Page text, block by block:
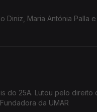
Diniz, Maria Antónia Palla e
do 25A. Lutou pelo direito
da UMAR